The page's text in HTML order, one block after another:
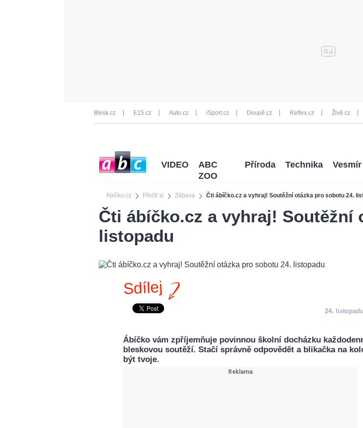
Blesk.cz E15.cz Auto.cz iSport.cz Doupě.cz Reflex.cz Živě.cz
Ábíčko.cz Přečti si Zábava Čti ábíčko.cz a vyhraj! Soutěžní otázka pro sobotu 24.
VIDEO
ABC
ZOO
Příroda Technika Vesmír
Čti ábíčko.cz a vyhraj! Soutěžní
listopadu
Sdílej
24.
Ábíčko vám zpříjemňuje povinnou školní docházku
bleskovou soutěží. Stačí správně odpovědět a blikačka na
být tvoje.